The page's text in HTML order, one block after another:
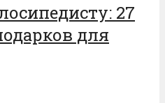
27
для